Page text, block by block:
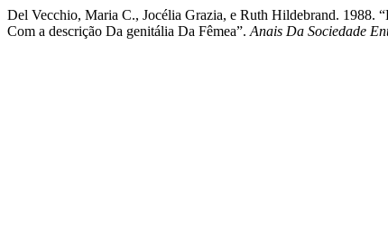
Del Vecchio, Maria C., Jocélia Grazia, e Ruth Hildebrand. 1988.
Com a descrição Da genitália Da Fêmea”. Anais Da Sociedade